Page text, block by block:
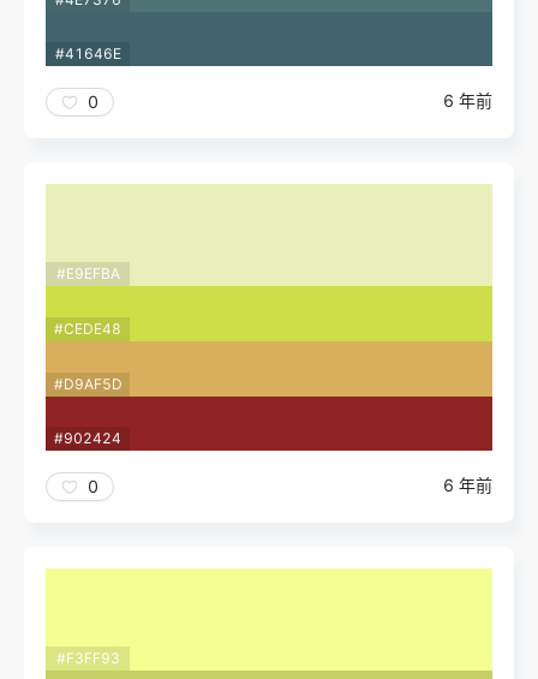
#41646E
0 6 年前
#E9EFBA
#CEDE48
#D9AF5D
#902424
0 6 年前
#F3FF93